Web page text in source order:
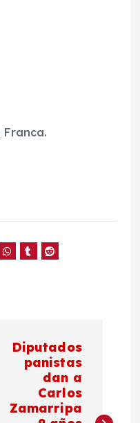
Diputados
panistas
dan a
Carlos
Zamarripa